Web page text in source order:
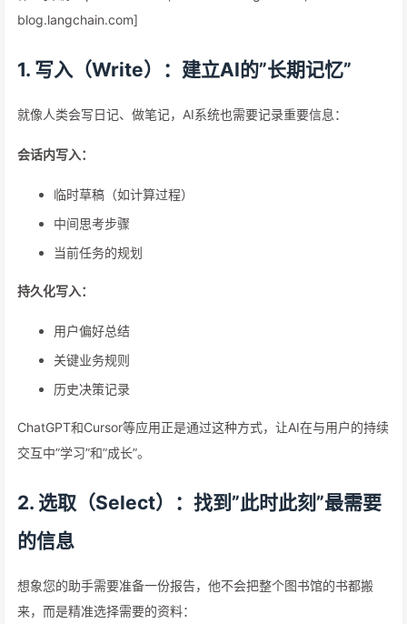
blog.langchain.com]
1. 写入（Write）：建立AI的”长期记忆”
就像人类会写日记、做笔记，AI系统也需要记录重要信息：
会话内写入：
临时草稿（如计算过程）
中间思考步骤
当前任务的规划
持久化写入：
用户偏好总结
关键业务规则
历史决策记录
ChatGPT和Cursor等应用正是通过这种方式，让AI在与用户的持续
交互中”学习”和”成长”。
2. 选取（Select）：找到”此时此刻”最需要
的信息
想象您的助手需要准备一份报告，他不会把整个图书馆的书都搬
来，而是精准选择需要的资料：